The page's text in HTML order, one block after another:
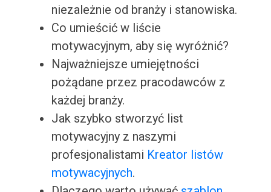
niezależnie od branży i stanowiska.
Co umieścić w liście
motywacyjnym, aby się wyróżnić?
Najważniejsze umiejętności
pożądane przez pracodawców z
każdej branży.
Jak szybko stworzyć list
motywacyjny z naszymi
profesjonalistami Kreator listów
motywacyjnych.